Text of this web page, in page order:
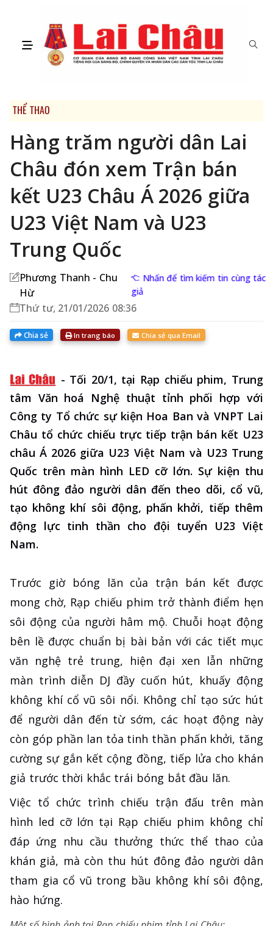
THỂ THAO
Hàng trăm người dân Lai
Châu đón xem Trận bán
kết U23 Châu Á 2026 giữa
U23 Việt Nam và U23
Trung Quốc
Phương Thanh - Chu
Hừ
Nhấn để tìm kiếm tin cùng tác
giả
Thứ tư, 21/01/2026 08:36
Chia sẻ In trang báo Chia sẻ qua Email
- Tối 20/1, tại Rạp chiếu phim, Trung
tâm Văn hoá Nghệ thuật tỉnh phối hợp với
Công ty Tổ chức sự kiện Hoa Ban và VNPT Lai
Châu tổ chức chiếu trực tiếp trận bán kết U23
châu Á 2026 giữa U23 Việt Nam và U23 Trung
Quốc trên màn hình LED cỡ lớn. Sự kiện thu
hút đông đảo người dân đến theo dõi, cổ vũ,
tạo không khí sôi động, phấn khởi, tiếp thêm
động lực tinh thần cho đội tuyển U23 Việt
Nam.
Trước giờ bóng lăn của trận bán kết được
mong chờ, Rạp chiếu phim trở thành điểm hẹn
sôi động của người hâm mộ. Chuỗi hoạt động
bên lề được chuẩn bị bài bản với các tiết mục
văn nghệ trẻ trung, hiện đại xen lẫn những
màn trình diễn DJ đầy cuốn hút, khuấy động
không khí cổ vũ sôi nổi. Không chỉ tạo sức hút
để người dân đến từ sớm, các hoạt động này
còn góp phần lan tỏa tinh thần phấn khởi, tăng
cường sự gắn kết cộng đồng, tiếp lửa cho khán
giả trước thời khắc trái bóng bắt đầu lăn.
Việc tổ chức trình chiếu trận đấu trên màn
hình led cỡ lớn tại Rạp chiếu phim không chỉ
đáp ứng nhu cầu thưởng thức thể thao của
khán giả, mà còn thu hút đông đảo người dân
tham gia cổ vũ trong bầu không khí sôi động,
hào hứng.